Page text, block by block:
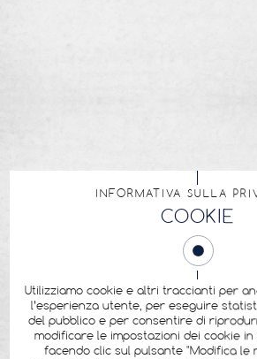
INFORMATIVA SULLA
COOKIE
Utilizziamo cookie e altri traccianti per
l’esperienza utente, per eseguire
del pubblico e per consentire di
modificare le impostazioni dei cookie in
facendo clic sul pulsante "Modifica le